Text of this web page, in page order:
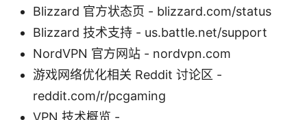
Blizzard 官方状态页 - blizzard.com/status
Blizzard 技术支持 - us.battle.net/support
NordVPN 官方网站 - nordvpn.com
游戏网络优化相关 Reddit 讨论区 -
reddit.com/r/pcgaming
VPN 技术概览 -